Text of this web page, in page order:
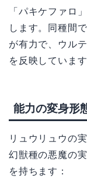
「パキケファロ
します。同種間
が有力で、ウル
を反映しています
能力の変身形
リュウリュウの
幻獣種の悪魔の
を持ちます：